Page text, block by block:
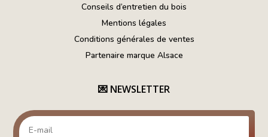
Conseils d’entretien du bois
Mentions légales
Conditions générales de ventes
Partenaire marque Alsace
💌 NEWSLETTER